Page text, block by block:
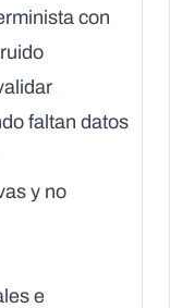
con
faltan datos
y no
e